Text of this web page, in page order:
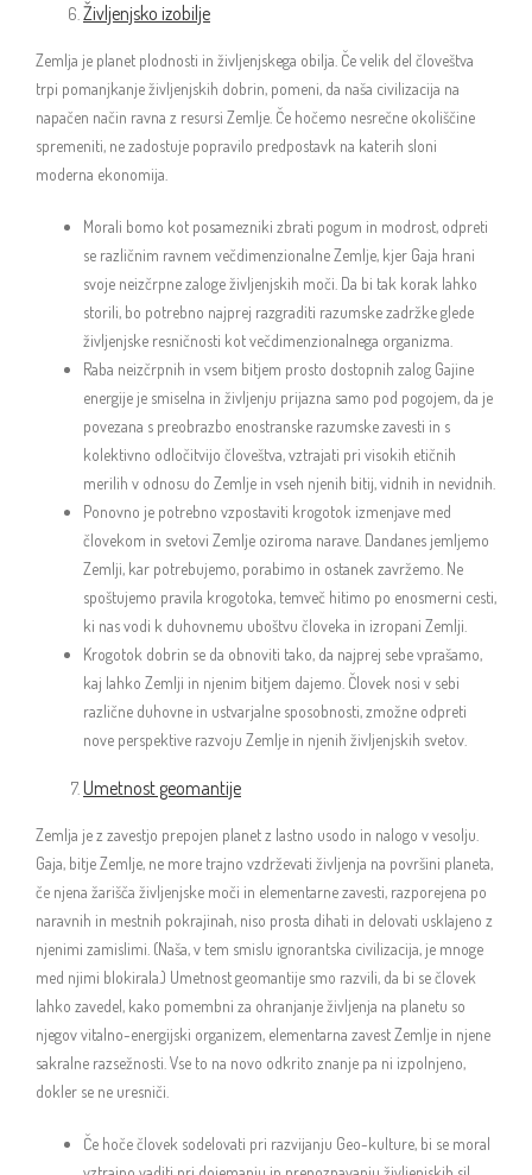
Življenjsko izobilje
Zemlja je planet plodnosti in življenjskega obilja. Če velik del človeštva
trpi pomanjkanje življenjskih dobrin, pomeni, da naša civilizacija na
napačen način ravna z resursi Zemlje. Če hočemo nesrečne okoliščine
spremeniti, ne zadostuje popravilo predpostavk na katerih sloni
moderna ekonomija.
Morali bomo kot posamezniki zbrati pogum in modrost, odpreti
se različnim ravnem večdimenzionalne Zemlje, kjer Gaja hrani
svoje neizčrpne zaloge življenjskih moči. Da bi tak korak lahko
storili, bo potrebno najprej razgraditi razumske zadržke glede
življenjske resničnosti kot večdimenzionalnega organizma.
Raba neizčrpnih in vsem bitjem prosto dostopnih zalog Gajine
energije je smiselna in življenju prijazna samo pod pogojem, da je
povezana s preobrazbo enostranske razumske zavesti in s
kolektivno odločitvijo človeštva, vztrajati pri visokih etičnih
merilih v odnosu do Zemlje in vseh njenih bitij, vidnih in nevidnih.
Ponovno je potrebno vzpostaviti krogotok izmenjave med
človekom in svetovi Zemlje oziroma narave. Dandanes jemljemo
Zemlji, kar potrebujemo, porabimo in ostanek zavržemo. Ne
spoštujemo pravila krogotoka, temveč hitimo po enosmerni cesti,
ki nas vodi k duhovnemu uboštvu človeka in izropani Zemlji.
Krogotok dobrin se da obnoviti tako, da najprej sebe vprašamo,
kaj lahko Zemlji in njenim bitjem dajemo. Človek nosi v sebi
različne duhovne in ustvarjalne sposobnosti, zmožne odpreti
nove perspektive razvoju Zemlje in njenih življenjskih svetov.
Umetnost geomantije
Zemlja je z zavestjo prepojen planet z lastno usodo in nalogo v vesolju.
Gaja, bitje Zemlje, ne more trajno vzdrževati življenja na površini planeta,
če njena žarišča življenjske moči in elementarne zavesti, razporejena po
naravnih in mestnih pokrajinah, niso prosta dihati in delovati usklajeno z
njenimi zamislimi. (Naša, v tem smislu ignorantska civilizacija, je mnoge
med njimi blokirala.) Umetnost geomantije smo razvili, da bi se človek
lahko zavedel, kako pomembni za ohranjanje življenja na planetu so
njegov vitalno-energijski organizem, elementarna zavest Zemlje in njene
sakralne razsežnosti. Vse to na novo odkrito znanje pa ni izpolnjeno,
dokler se ne uresniči.
Če hoče človek sodelovati pri razvijanju Geo-kulture, bi se moral